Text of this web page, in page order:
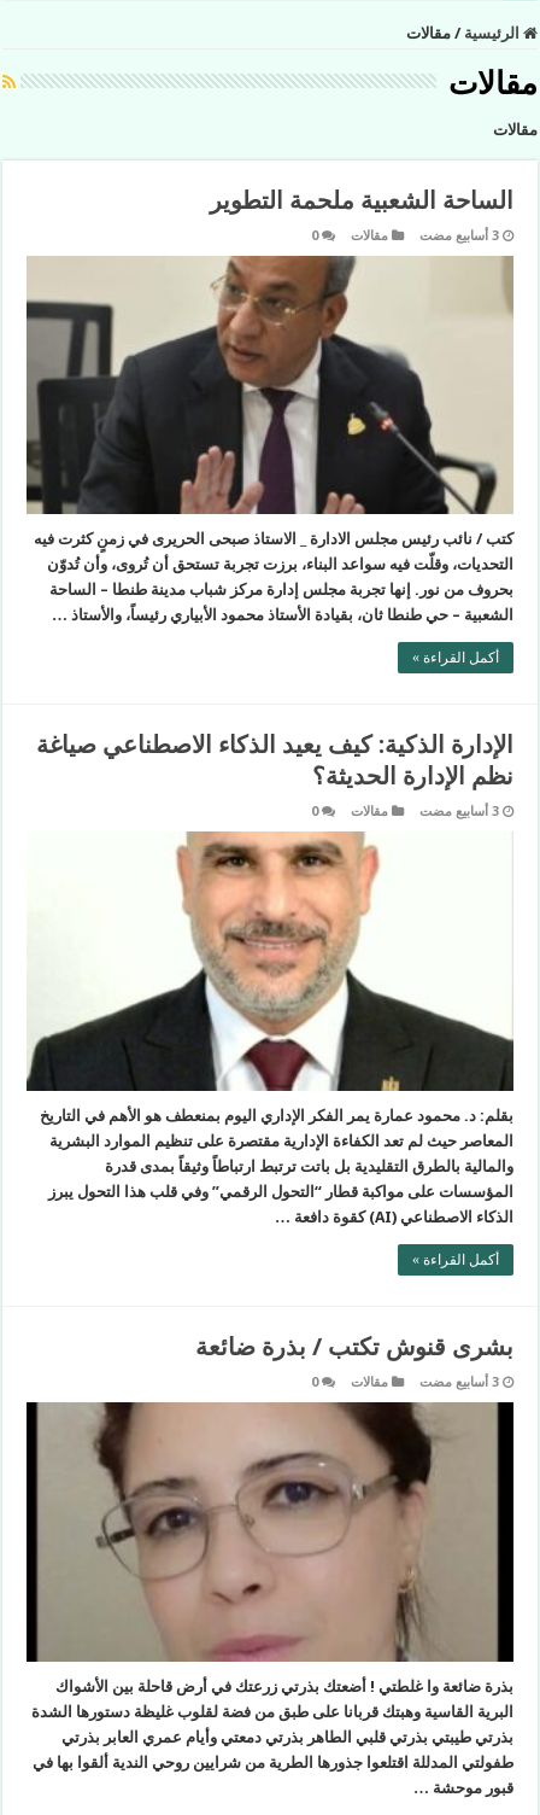
الرئيسية / مقالات
مقالات
مقالات
الساحة الشعبية ملحمة التطوير
‏3 أسابيع مضت مقالات 0
كتب / نائب رئيس مجلس الادارة _ الاستاذ صبحى الحريرى في زمنٍ كثرت فيه
التحديات، وقلّت فيه سواعد البناء، برزت تجربة تستحق أن تُروى، وأن تُدوّن
بحروف من نور. إنها تجربة مجلس إدارة مركز شباب مدينة طنطا – الساحة
الشعبية – حي طنطا ثان، بقيادة الأستاذ محمود الأبياري رئيساً، والأستاذ …
أكمل القراءة »
الإدارة الذكية: كيف يعيد الذكاء الاصطناعي صياغة
نظم الإدارة الحديثة؟
‏3 أسابيع مضت مقالات 0
بقلم: د. محمود عمارة ​يمر الفكر الإداري اليوم بمنعطف هو الأهم في التاريخ
المعاصر حيث لم تعد الكفاءة الإدارية مقتصرة على تنظيم الموارد البشرية
والمالية بالطرق التقليدية بل باتت ترتبط ارتباطاً وثيقاً بمدى قدرة
المؤسسات على مواكبة قطار “التحول الرقمي” وفي قلب هذا التحول يبرز
الذكاء الاصطناعي (AI) كقوة دافعة …
أكمل القراءة »
بشرى قنوش تكتب / بذرة ضائعة
‏3 أسابيع مضت مقالات 0
بذرة ضائعة وا غلطتي ! أضعتك بذرتي زرعتك في أرض قاحلة بين الأشواك
البرية القاسية وهبتك قربانا على طبق من فضة لقلوب غليظة دستورها الشدة
بذرتي طيبتي بذرتي قلبي الطاهر بذرتي دمعتي وأيام عمري العابر بذرتي
طفولتي المدللة اقتلعوا جذورها الطرية من شرايين روحي الندية ألقوا بها في
قبور موحشة …